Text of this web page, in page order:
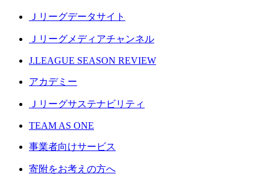
Ｊリーグデータサイト
Ｊリーグメディアチャンネル
J.LEAGUE SEASON REVIEW
アカデミー
Ｊリーグサステナビリティ
TEAM AS ONE
事業者向けサービス
寄附をお考えの方へ